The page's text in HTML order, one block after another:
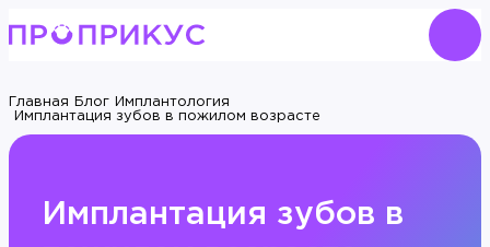
Главная Блог
Имплантология
Имплантация зубов в пожилом возрасте
Имплантация зубов в